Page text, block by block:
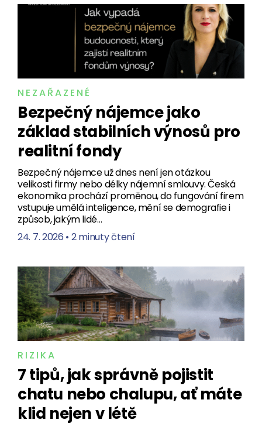
NEZAŘAZENÉ
Bezpečný nájemce jako
základ stabilních výnosů pro
realitní fondy
Bezpečný nájemce už dnes není jen otázkou
velikosti firmy nebo délky nájemní smlouvy. Česká
ekonomika prochází proměnou, do fungování firem
vstupuje umělá inteligence, mění se demografie i
způsob, jakým lidé…
24. 7. 2026 • 2 minuty čtení
RIZIKA
7 tipů, jak správně pojistit
chatu nebo chalupu, ať máte
klid nejen v létě